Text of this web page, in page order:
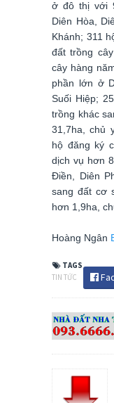
ở đô thị với
Diên Hòa,
Khánh; 311
đất trồng
cây hàng
phần lớn ở
Suối Hiệp;
trồng khác
31,7ha, chủ
hộ đăng ký
dịch vụ hơn
Điền, Diên
sang đất cơ
hơn 1,9ha,
Hoàng Ngân
TAGS
TIN TỨC